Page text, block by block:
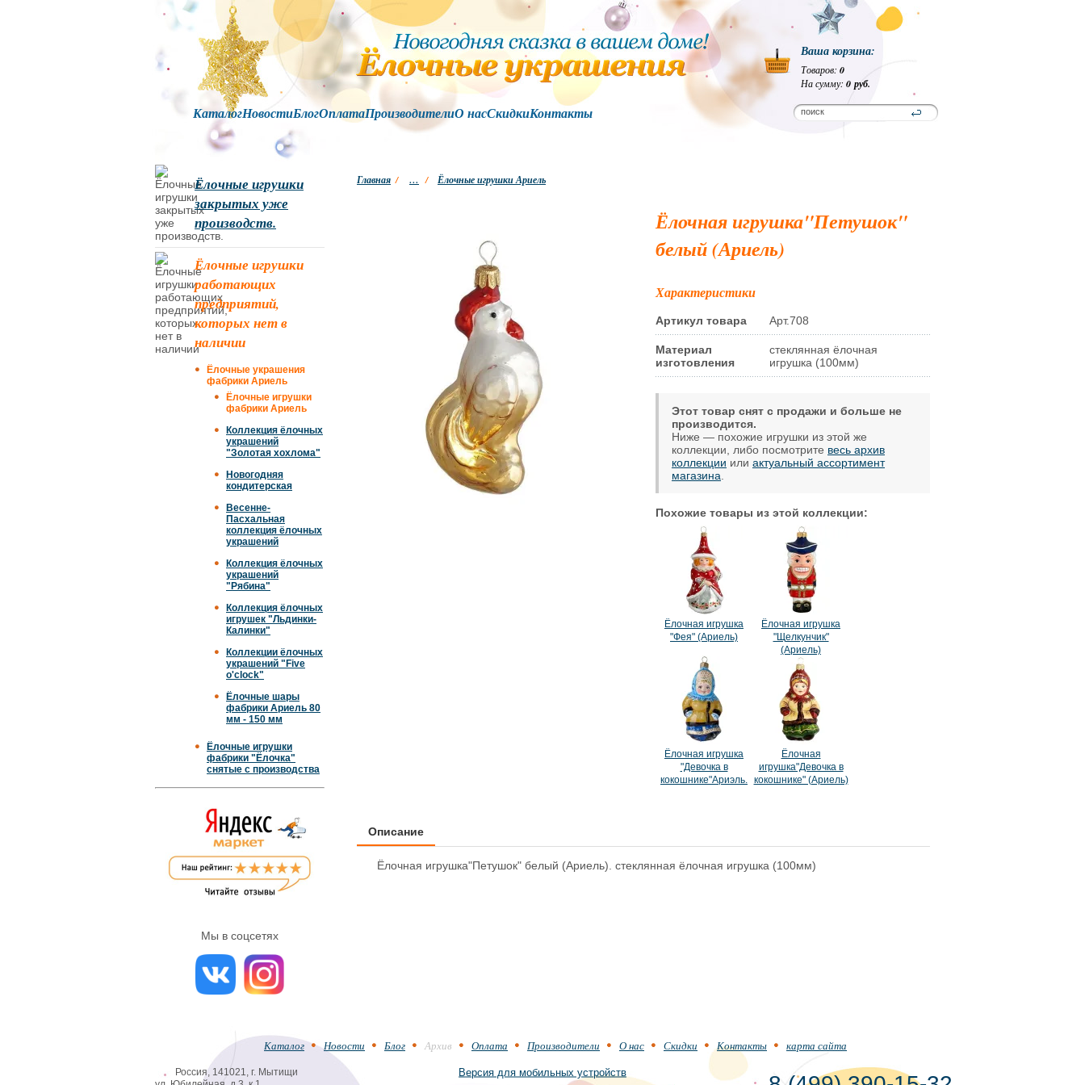
Ваша корзина:
Товаров: 0
На сумму: 0 руб.
КаталогНовостиБлогОплатаПроизводителиО насСкидкиКонтакты
Главная / … / Ёлочные игрушки Ариель
Ёлочная игрушка"Петушок"
белый (Ариель)
Характеристики
Артикул товара Арт.708
Материал
изготовления
стеклянная ёлочная
игрушка (100мм)
Этот товар снят с продажи и больше не
производится.
Ниже — похожие игрушки из этой же
коллекции, либо посмотрите весь архив
коллекции или актуальный ассортимент
магазина
Похожие товары из этой коллекции:
Ёлочная игрушка
"Фея" (Ариель)
Ёлочная игрушка
"Щелкунчик"
(Ариель)
Ёлочная игрушка
"Девочка в
кокошнике"Ариэль.
Ёлочная
игрушка"Девочка в
кокошнике" (Ариель)
Описание
Ёлочная игрушка"Петушок" белый (Ариель). стеклянная ёлочная игрушка (100мм)
Ёлочные игрушки
закрытых уже
производств.
Ёлочные игрушки
работающих
предприятий,
которых нет в
наличии
Ёлочные украшения
фабрики Ариель
Ёлочные игрушки
фабрики Ариель
Коллекция ёлочных
украшений
"Золотая хохлома"
Новогодняя
кондитерская
Весенне-
Пасхальная
коллекция ёлочных
украшений
Коллекция ёлочных
украшений
"Рябина"
Коллекция ёлочных
игрушек "Льдинки-
Калинки"
Коллекции ёлочных
украшений "Five
o'clock"
Ёлочные шары
фабрики Ариель 80
мм - 150 мм
Ёлочные игрушки
фабрики "Ёлочка"
снятые с производства
Мы в соцсетях
Каталог Новости Блог Архив Оплата Производители О нас Скидки Контакты карта сайта
Россия, 141021, г. Мытищи
Версия для мобильных устройств